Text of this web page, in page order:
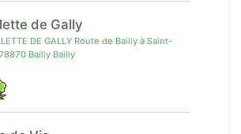
de Gally
DE GALLY Route de Bailly à Saint-
Bailly Bailly